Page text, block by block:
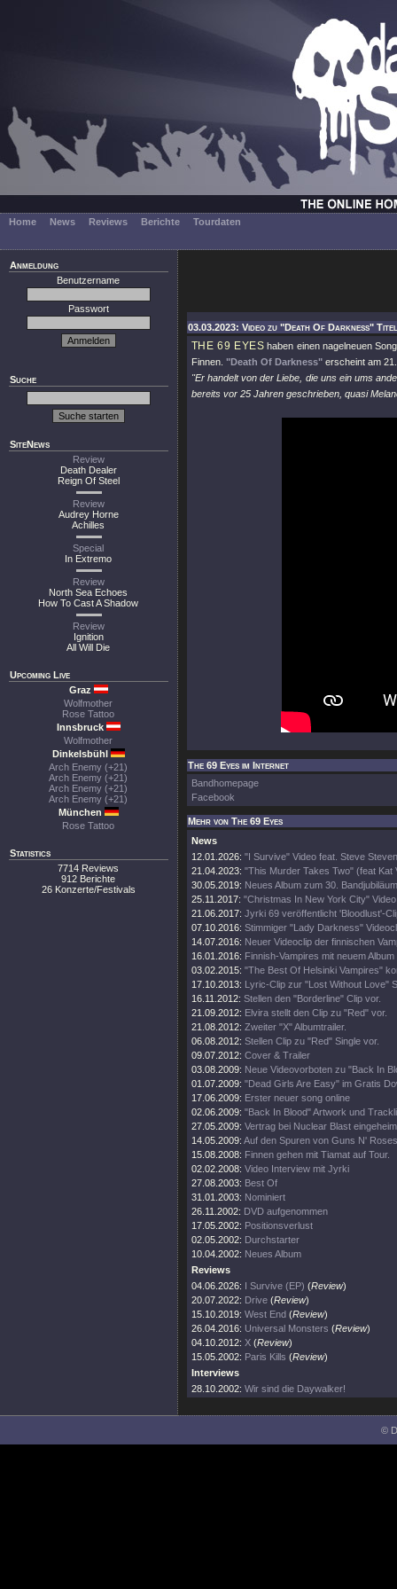
Home News Reviews Berichte Tourdaten
Anmeldung
Benutzername
Passwort
Suche
SiteNews
Review
Death Dealer
Reign Of Steel
Review
Audrey Horne
Achilles
Special
In Extremo
Review
North Sea Echoes
How To Cast A Shadow
Review
Ignition
All Will Die
Upcoming Live
Graz
Wolfmother
Rose Tattoo
Innsbruck
Wolfmother
Dinkelsbühl
Arch Enemy (+21)
Arch Enemy (+21)
Arch Enemy (+21)
Arch Enemy (+21)
München
Rose Tattoo
Statistics
7714 Reviews
912 Berichte
26 Konzerte/Festivals
03.03.2023: Video zu "Death Of Darkness"
THE 69 EYES haben einen nagelneuen
Finnen. "Death Of Darkness" erscheint am
"Er handelt von der Liebe, die uns ein ums
bereits vor 25 Jahren geschrieben, quasi
The 69 Eyes im Internet
Bandhomepage
Facebook
Mehr von The 69 Eyes
News
12.01.2026: "I Survive" Video feat. Steve
21.04.2023: "This Murder Takes Two" (feat Kat
30.05.2019: Neues Album zum 30. Bandjubiläum
25.11.2017: "Christmas In New York City" Video
21.06.2017: Jyrki 69 veröffentlicht 'Bloodlust'-
07.10.2016: Stimmiger "Lady Darkness"
14.07.2016: Neuer Videoclip der finnischen
16.01.2016: Finnish-Vampires mit neuem
03.02.2015: "The Best Of Helsinki Vampires"
17.10.2013: Lyric-Clip zur "Lost Without Love"
16.11.2012: Stellen den "Borderline" Clip vor.
21.09.2012: Elvira stellt den Clip zu "Red" vor.
21.08.2012: Zweiter "X" Albumtrailer.
06.08.2012: Stellen Clip zu "Red" Single vor.
09.07.2012: Cover & Trailer
03.08.2009: Neue Videovorboten zu "Back In
01.07.2009: "Dead Girls Are Easy" im Gratis
17.06.2009: Erster neuer song online
02.06.2009: "Back In Blood" Artwork und
27.05.2009: Vertrag bei Nuclear Blast
14.05.2009: Auf den Spuren von Guns N'
15.08.2008: Finnen gehen mit Tiamat auf Tour.
02.02.2008: Video Interview mit Jyrki
27.08.2003: Best Of
31.01.2003: Nominiert
26.11.2002: DVD aufgenommen
17.05.2002: Positionsverlust
02.05.2002: Durchstarter
10.04.2002: Neues Album
Reviews
04.06.2026: I Survive (EP) (Review)
20.07.2022: Drive (Review)
15.10.2019: West End (Review)
26.04.2016: Universal Monsters (Review)
04.10.2012: X (Review)
15.05.2002: Paris Kills (Review)
Interviews
28.10.2002: Wir sind die Daywalker!
©